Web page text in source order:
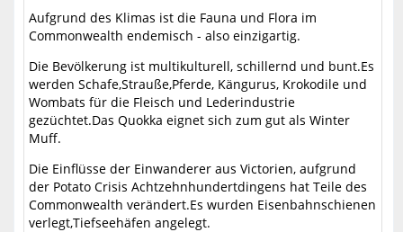
Aufgrund des Klimas ist die Fauna und Flora im
Commonwealth endemisch - also einzigartig.
Die Bevölkerung ist multikulturell, schillernd und bunt.Es
werden Schafe,Strauße,Pferde, Kängurus, Krokodile und
Wombats für die Fleisch und Lederindustrie
gezüchtet.Das Quokka eignet sich zum gut als Winter
Muff.
Die Einflüsse der Einwanderer aus Victorien, aufgrund
der Potato Crisis Achtzehnhundertdingens hat Teile des
Commonwealth verändert.Es wurden Eisenbahnschienen
verlegt,Tiefseehäfen angelegt.